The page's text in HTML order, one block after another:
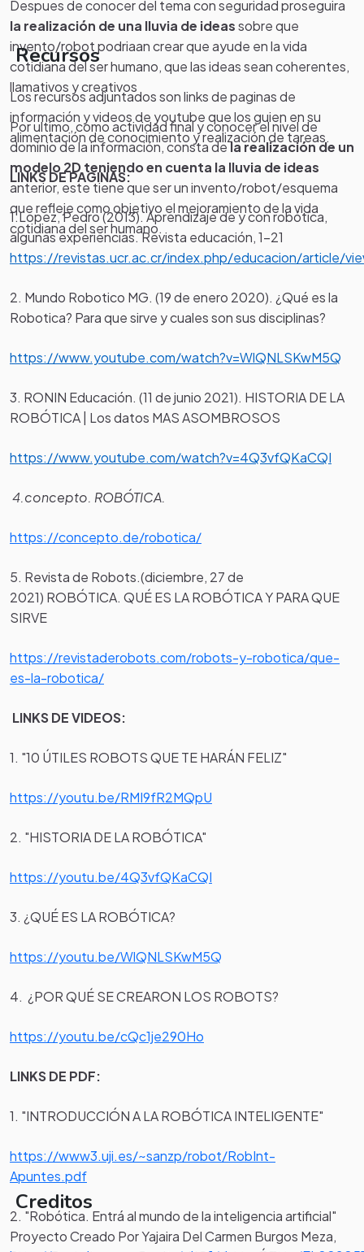
Despues de conocer del tema con seguridad proseguira
la realización de una lluvia de ideassobre que
invento/robot podriaan crear que ayude en la vida
cotidiana del ser humano, que las ideas sean coherentes,
llamativos y creativos
Por ultimo, como actividad final y conocer el nivel de
dominio de la información, consta dela realización de un
modelo 2D teniendo en cuenta la lluvia de ideas
anterior, este tiene que ser un invento/robot/esquema
que refleje como objetivo el mejoramiento de la vida
cotidiana del ser humano.
Recursos
Los recursos adjuntados son links de paginas de
información y videos de youtube que los guien en su
alimentación de conocimiento y realización de tareas.
LINKS DE PAGINAS:
1.Lopez, Pedro (2013). Aprendizaje de y con robótica,
algunas experiencias. Revista educación, 1-21
https://revistas.ucr.ac.cr/index.php/educacion/article/
2. Mundo Robotico MG. (19 de enero 2020). ¿Qué es la
Robotica? Para que sirve y cuales son sus disciplinas?
https://www.youtube.com/watch?v=WlQNLSKwM5Q
3. RONIN Educación. (11 de junio 2021). HISTORIA DE LA
ROBÓTICA | Los datos MAS ASOMBROSOS
https://www.youtube.com/watch?v=4Q3vfQKaCQI
4.concepto. ROBÓTICA.
https://concepto.de/robotica/
5. Revista de Robots.(diciembre, 27 de
2021) ROBÓTICA. QUÉ ES LA ROBÓTICA Y PARA QUE
SIRVE
https://revistaderobots.com/robots-y-robotica/que-
es-la-robotica/
LINKS DE VIDEOS:
1. "10 ÚTILES ROBOTS QUE TE HARÁN FELIZ"
https://youtu.be/RMI9fR2MQpU
2. "HISTORIA DE LA ROBÓTICA"
https://youtu.be/4Q3vfQKaCQI
3. ¿QUÉ ES LA ROBÓTICA?
https://youtu.be/WlQNLSKwM5Q
4. ¿POR QUÉ SE CREARON LOS ROBOTS?
https://youtu.be/cQc1je290Ho
LINKS DE PDF:
1. "INTRODUCCIÓN A LA ROBÓTICA INTELIGENTE"
https://www3.uji.es/~sanzp/robot/RobInt-
Apuntes.pdf
2. "Robótica. Entrá al mundo de la inteligencia artificial"
Creditos
Proyecto Creado Por Yajaira Del Carmen Burgos Meza,